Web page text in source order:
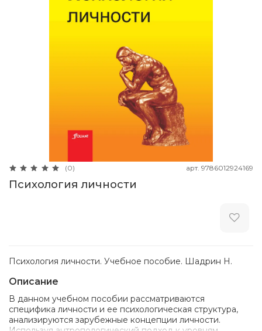
(0) арт. 9786012924169
Психология личности
Психология личности. Учебное пособие. Шадрин Н.
Описание
В данном учебном пособии рассматриваются
специфика личности и ее психологическая структура,
анализируются зарубежные концепции личности.